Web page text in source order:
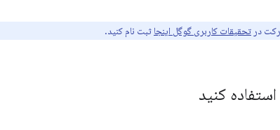
تحقیقات کاربری گوگل اینجا ثبت نام کنید.